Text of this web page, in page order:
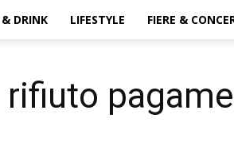
DRINK LIFESTYLE FIERE &